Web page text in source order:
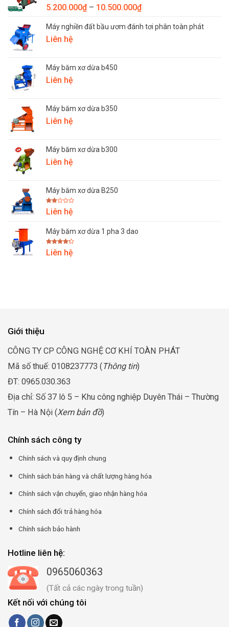
5.200.000₫ – 10.500.000₫Khoảng
từ
Máy nghiền đất bầu ươm đánh tơi phân toàn phát
Liên hệ
Máy băm xơ dừa b450
Liên hệ
Máy băm xơ dừa b350
Liên hệ
Máy băm xơ dừa b300
Liên hệ
Máy băm xơ dừa B250
Được
xếp
5
Liên hệ
Máy băm xơ dừa 1 pha 3 dao
Được
xếp hạng
Liên hệ
Giới thiệu
CÔNG TY CP CÔNG NGHỆ CƠ KHÍ TOÀN PHÁT
Mã số thuế: 0108237773 (Thông tin)
ĐT: 0965.030.363
Địa chỉ: Số 37 lô 5 – Khu công nghiệp Duyên Thái – Thường
Tín – Hà Nội (Xem bản đồ)
Chính sách công ty
Chính sách và quy định chung
Chính sách bán hàng và chất lượng hàng hóa
Chính sách vận chuyển, giao nhận hàng hóa
Chính sách đổi trả hàng hóa
Chính sách bảo hành
Hotline liên hệ:
0965060363
(Tất cả các ngày trong tuần)
Kết nối với chúng tôi